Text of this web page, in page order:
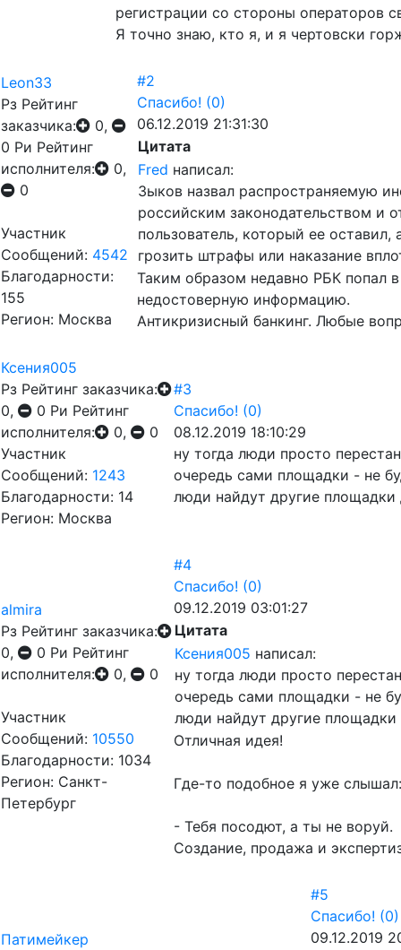
регистрации со стороны операторов
Я точно знаю, кто я, и я чертовски
Leon33
Рз Рейтинг
заказчика:
0,
0 Ри Рейтинг
исполнителя:
0,
0
Участник
Сообщений: 4542
Благодарности:
155
Регион: Москва
#2
Спасибо! (0)
06.12.2019 21:31:30
Цитата
Fred написал:
Зыков назвал распространяемую
российским законодательством и
пользователь, который ее
грозить штрафы или наказание
Таким образом недавно РБК попал
недостоверную информацию.
Антикризисный банкинг. Любые
Ксения005
Рз Рейтинг заказчика:
0,
0 Ри Рейтинг
исполнителя:
0,
0
Участник
Сообщений: 1243
Благодарности: 14
Регион: Москва
#3
Спасибо! (0)
08.12.2019 18:10:29
ну тогда люди просто
очередь сами площадки - не
люди найдут другие площадки
almira
Рз Рейтинг заказчика:
0,
0 Ри Рейтинг
исполнителя:
0, 0
Участник
Сообщений: 10550
Благодарности: 1034
Регион: Санкт-
Петербург
#4
Спасибо! (0)
09.12.2019 03:01:27
Цитата
Ксения005 написал:
ну тогда люди просто
очередь сами площадки - не
люди найдут другие площадки
Отличная идея!
Где-то подобное я уже слышал:
- Тебя посодют, а ты не воруй.
Создание, продажа и
Патимейкер
#5
Спасибо! (0)
09.12.2019